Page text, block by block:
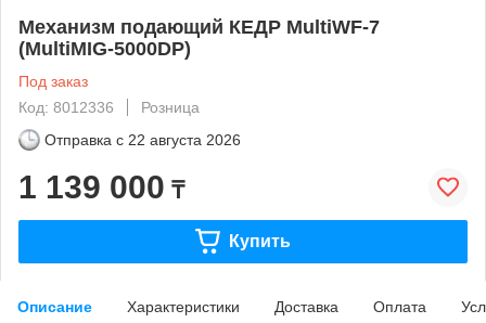
Механизм подающий КЕДР MultiWF-7
(MultiMIG-5000DP)
Под заказ
Код: 8012336
Розница
Отправка с 22 августа 2026
1 139 000 ₸
Купить
Описание Характеристики Доставка Оплата